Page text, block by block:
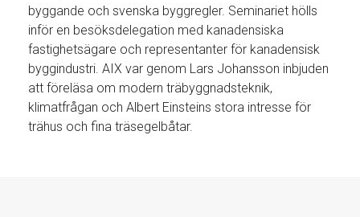
byggande och svenska byggregler. Seminariet hölls
inför en besöksdelegation med kanadensiska
fastighetsägare och representanter för kanadensisk
byggindustri. AIX var genom Lars Johansson inbjuden
att föreläsa om modern träbyggnadsteknik,
klimatfrågan och Albert Einsteins stora intresse för
trähus och fina träsegelbåtar.